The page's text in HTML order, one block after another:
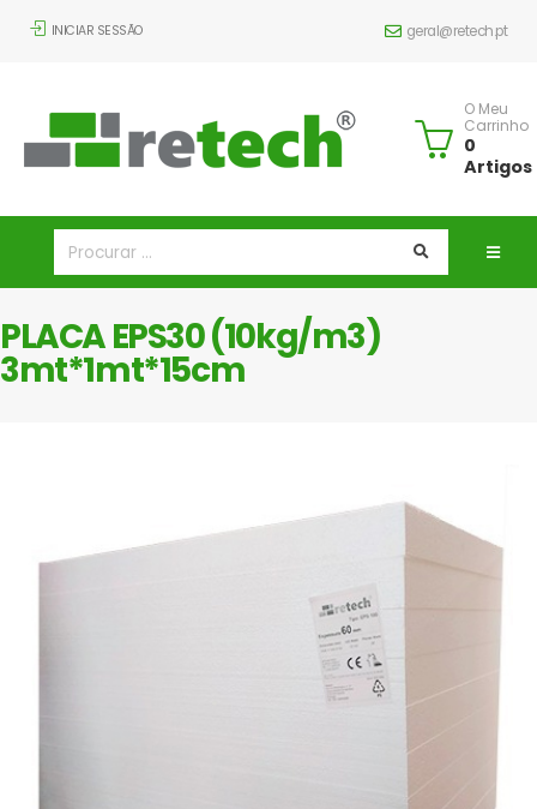
INICIAR SESSÃO geral@retech.pt
O Meu
Carrinho
0
Artigos
PLACA EPS30 (10kg/m3)
3mt*1mt*15cm